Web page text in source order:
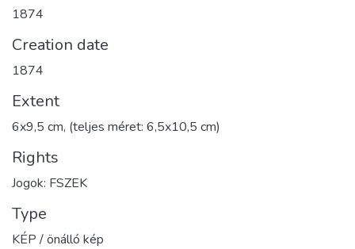
1874
Creation date
1874
Extent
6x9,5 cm, (teljes méret: 6,5x10,5 cm)
Rights
Jogok: FSZEK
Type
KÉP / önálló kép